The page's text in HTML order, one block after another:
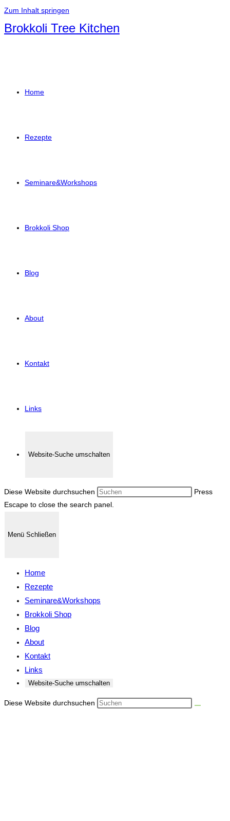
Zum Inhalt springen
Brokkoli Tree Kitchen
Home
Rezepte
Seminare&Workshops
Brokkoli Shop
Blog
About
Kontakt
Links
Website-Suche umschalten
Diese Website durchsuchen
Press
Escape to close the search panel.
Menü Schließen
Home
Rezepte
Seminare&Workshops
Brokkoli Shop
Blog
About
Kontakt
Links
Website-Suche umschalten
Diese Website durchsuchen